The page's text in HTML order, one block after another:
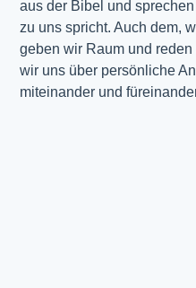
aus der Bibel und
zu uns spricht. Auch dem,
geben wir Raum und
wir uns über persönliche
miteinander und